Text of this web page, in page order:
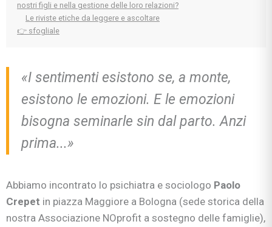
nostri figli e nella gestione delle loro relazioni?
Le riviste etiche da leggere e ascoltare
👉 sfogliale
«I sentimenti esistono se, a monte,
esistono le emozioni. E le emozioni
bisogna seminarle sin dal parto. Anzi
prima...»
Abbiamo incontrato lo psichiatra e sociologo Paolo
Crepet in piazza Maggiore a Bologna (sede storica della
nostra Associazione NOprofit a sostegno delle famiglie),